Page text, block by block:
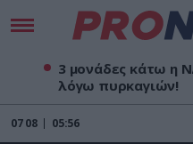
3 μονάδες κάτω η
λόγω πυρκαγιών!
07 08 05:56